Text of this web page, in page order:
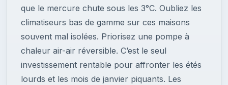
que le mercure chute sous les 3°C. Oubliez les
climatiseurs bas de gamme sur ces maisons
souvent mal isolées. Priorisez une pompe à
chaleur air-air réversible. C’est le seul
investissement rentable pour affronter les étés
lourds et les mois de janvier piquants. Les